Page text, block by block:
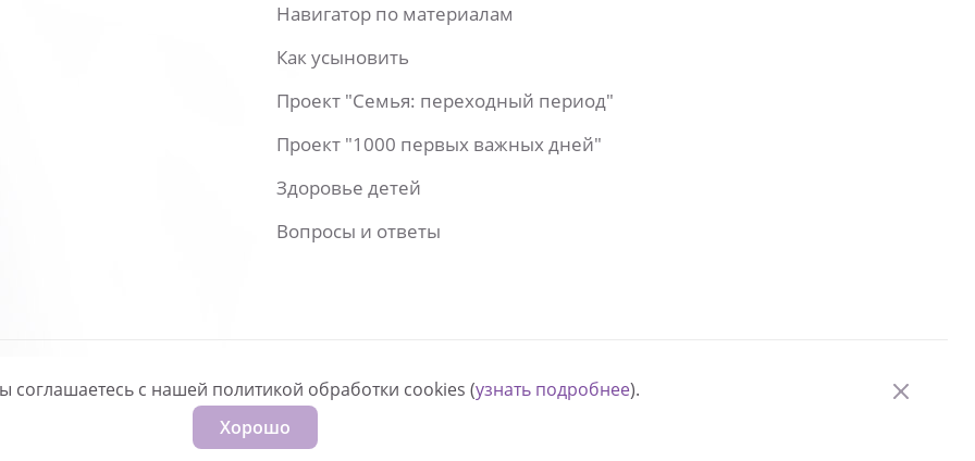
Навигатор по материалам
Как усыновить
Проект "Семья: переходный период"
Проект "1000 первых важных дней"
Здоровье детей
Вопросы и ответы
соглашаетесь с нашей политикой обработки cookies (узнать подробнее).
Хорошо